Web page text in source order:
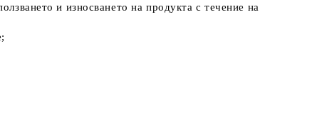
и износването на продукта с течение на